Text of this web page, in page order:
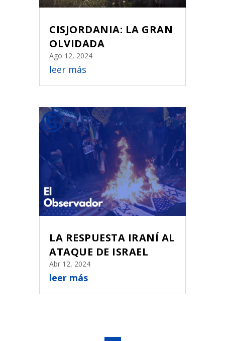
CISJORDANIA: LA GRAN
OLVIDADA
Ago 12, 2024
leer más
LA RESPUESTA IRANÍ AL
ATAQUE DE ISRAEL
Abr 12, 2024
leer más